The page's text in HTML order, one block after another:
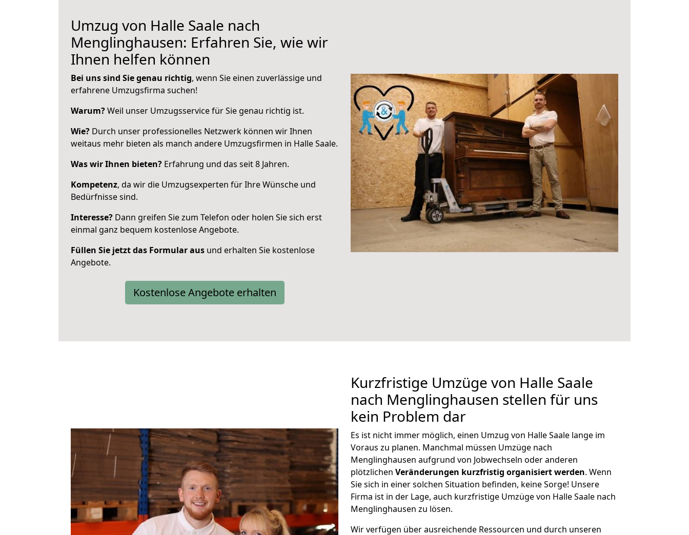
Umzug von Halle Saale nach
Menglinghausen: Erfahren Sie, wie wir
Ihnen helfen können
Bei uns sind Sie genau richtig, wenn Sie einen zuverlässige und
erfahrene Umzugsfirma suchen!
Warum?Weil unser Umzugsservice für Sie genau richtig ist.
Wie? Durch unser professionelles Netzwerk können wir Ihnen
weitaus mehr bieten als manch andere Umzugsfirmen in Halle Saale.
Was wir Ihnen bieten? Erfahrung und das seit 8 Jahren.
Kompetenz, da wir die Umzugsexperten für Ihre Wünsche und
Bedürfnisse sind.
Interesse? Dann greifen Sie zum Telefon oder holen Sie sich erst
einmal ganz bequem kostenlose Angebote.
Füllen Sie jetzt das Formular aus und erhalten Sie kostenlose
Angebote.
Kostenlose Angebote erhalten
Kurzfristige Umzüge von Halle Saale
nach Menglinghausen stellen für uns
kein Problem dar
Es ist nicht immer möglich, einen Umzug von Halle Saale lange im
Voraus zu planen. Manchmal müssen Umzüge nach
Menglinghausen aufgrund von Jobwechseln oder anderen
plötzlichen Veränderungen kurzfristig organisiert werden. Wenn
Sie sich in einer solchen Situation befinden, keine Sorge! Unsere
Firma ist in der Lage, auch kurzfristige Umzüge von Halle Saale nach
Menglinghausen zu lösen.
Wir verfügen über ausreichende Ressourcen und durch unseren